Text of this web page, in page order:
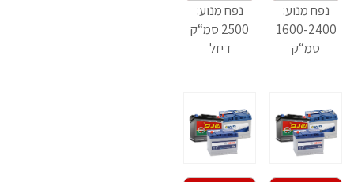
נפח מנוע:
1600-2400
סמ“ק
נפח מנוע:
2500 סמ“ק
דיזל